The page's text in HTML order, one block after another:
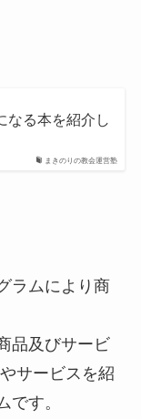
まきのりの教会運営塾
なる本を紹介し
ラムにより商
品及びサービ
サービスを紹
です。